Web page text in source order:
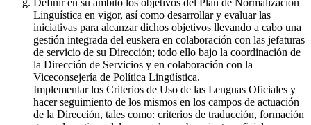
Definir en su ámbito los objetivos del Plan de Normalización
Lingüística en vigor, así como desarrollar y evaluar las
iniciativas para alcanzar dichos objetivos llevando a cabo una
gestión integrada del euskera en colaboración con las jefaturas
de servicio de su Dirección; todo ello bajo la coordinación de
la Dirección de Servicios y en colaboración con la
Viceconsejería de Política Lingüística.
Implementar los Criterios de Uso de las Lenguas Oficiales y
hacer seguimiento de los mismos en los campos de actuación
de la Dirección, tales como: criterios de traducción, formación